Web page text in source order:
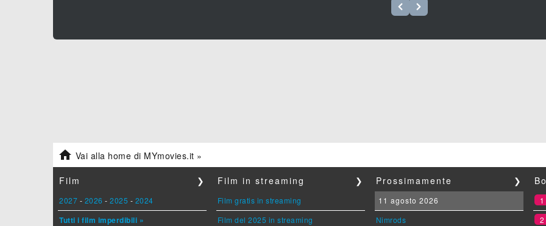
 Vai alla home di MYmovies.it »
Film ❯
2027 - 2026 - 2025 - 2024
Tutti i film imperdibili »
Film in streaming ❯
Film gratis in streaming
Film del 2025 in streaming
Prossimamente ❯
11 agosto 2026
Nimrods
1
2